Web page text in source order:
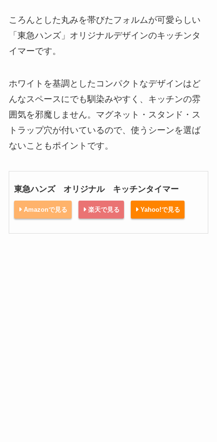
ころんとした丸みを帯びたフォルムが可愛らしい
「東急ハンズ」オリジナルデザインのキッチンタ
イマーです。
ホワイトを基調としたコンパクトなデザインはど
んなスペースにでも馴染みやすく、キッチンの雰
囲気を邪魔しません。マグネット・スタンド・ス
トラップ穴が付いているので、使うシーンを選ば
ないこともポイントです。
東急ハンズ オリジナル キッチンタイマー
Amazonで見る 楽天で見る Yahoo!で見る